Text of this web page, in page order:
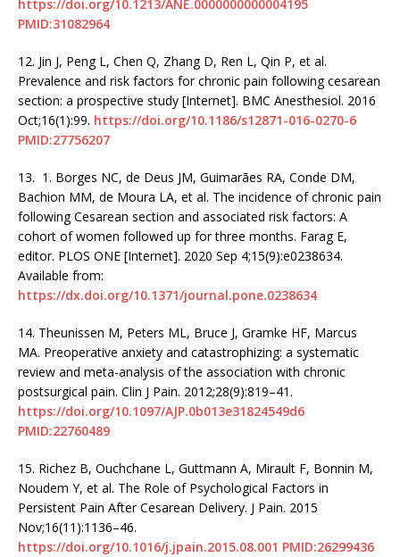
https://doi.org/10.1213/ANE.0000000000004195
PMID:31082964
12. Jin J, Peng L, Chen Q, Zhang D, Ren L, Qin P, et al.
Prevalence and risk factors for chronic pain following cesarean
section: a prospective study [Internet]. BMC Anesthesiol. 2016
Oct;16(1):99. https://doi.org/10.1186/s12871-016-0270-6
PMID:27756207
13. 1. Borges NC, de Deus JM, Guimarães RA, Conde DM,
Bachion MM, de Moura LA, et al. The incidence of chronic pain
following Cesarean section and associated risk factors: A
cohort of women followed up for three months. Farag E,
editor. PLOS ONE [Internet]. 2020 Sep 4;15(9):e0238634.
Available from:
https://dx.doi.org/10.1371/journal.pone.0238634
14. Theunissen M, Peters ML, Bruce J, Gramke HF, Marcus
MA. Preoperative anxiety and catastrophizing: a systematic
review and meta-analysis of the association with chronic
postsurgical pain. Clin J Pain. 2012;28(9):819–41.
https://doi.org/10.1097/AJP.0b013e31824549d6
PMID:22760489
15. Richez B, Ouchchane L, Guttmann A, Mirault F, Bonnin M,
Noudem Y, et al. The Role of Psychological Factors in
Persistent Pain After Cesarean Delivery. J Pain. 2015
Nov;16(11):1136–46.
https://doi.org/10.1016/j.jpain.2015.08.001 PMID:26299436